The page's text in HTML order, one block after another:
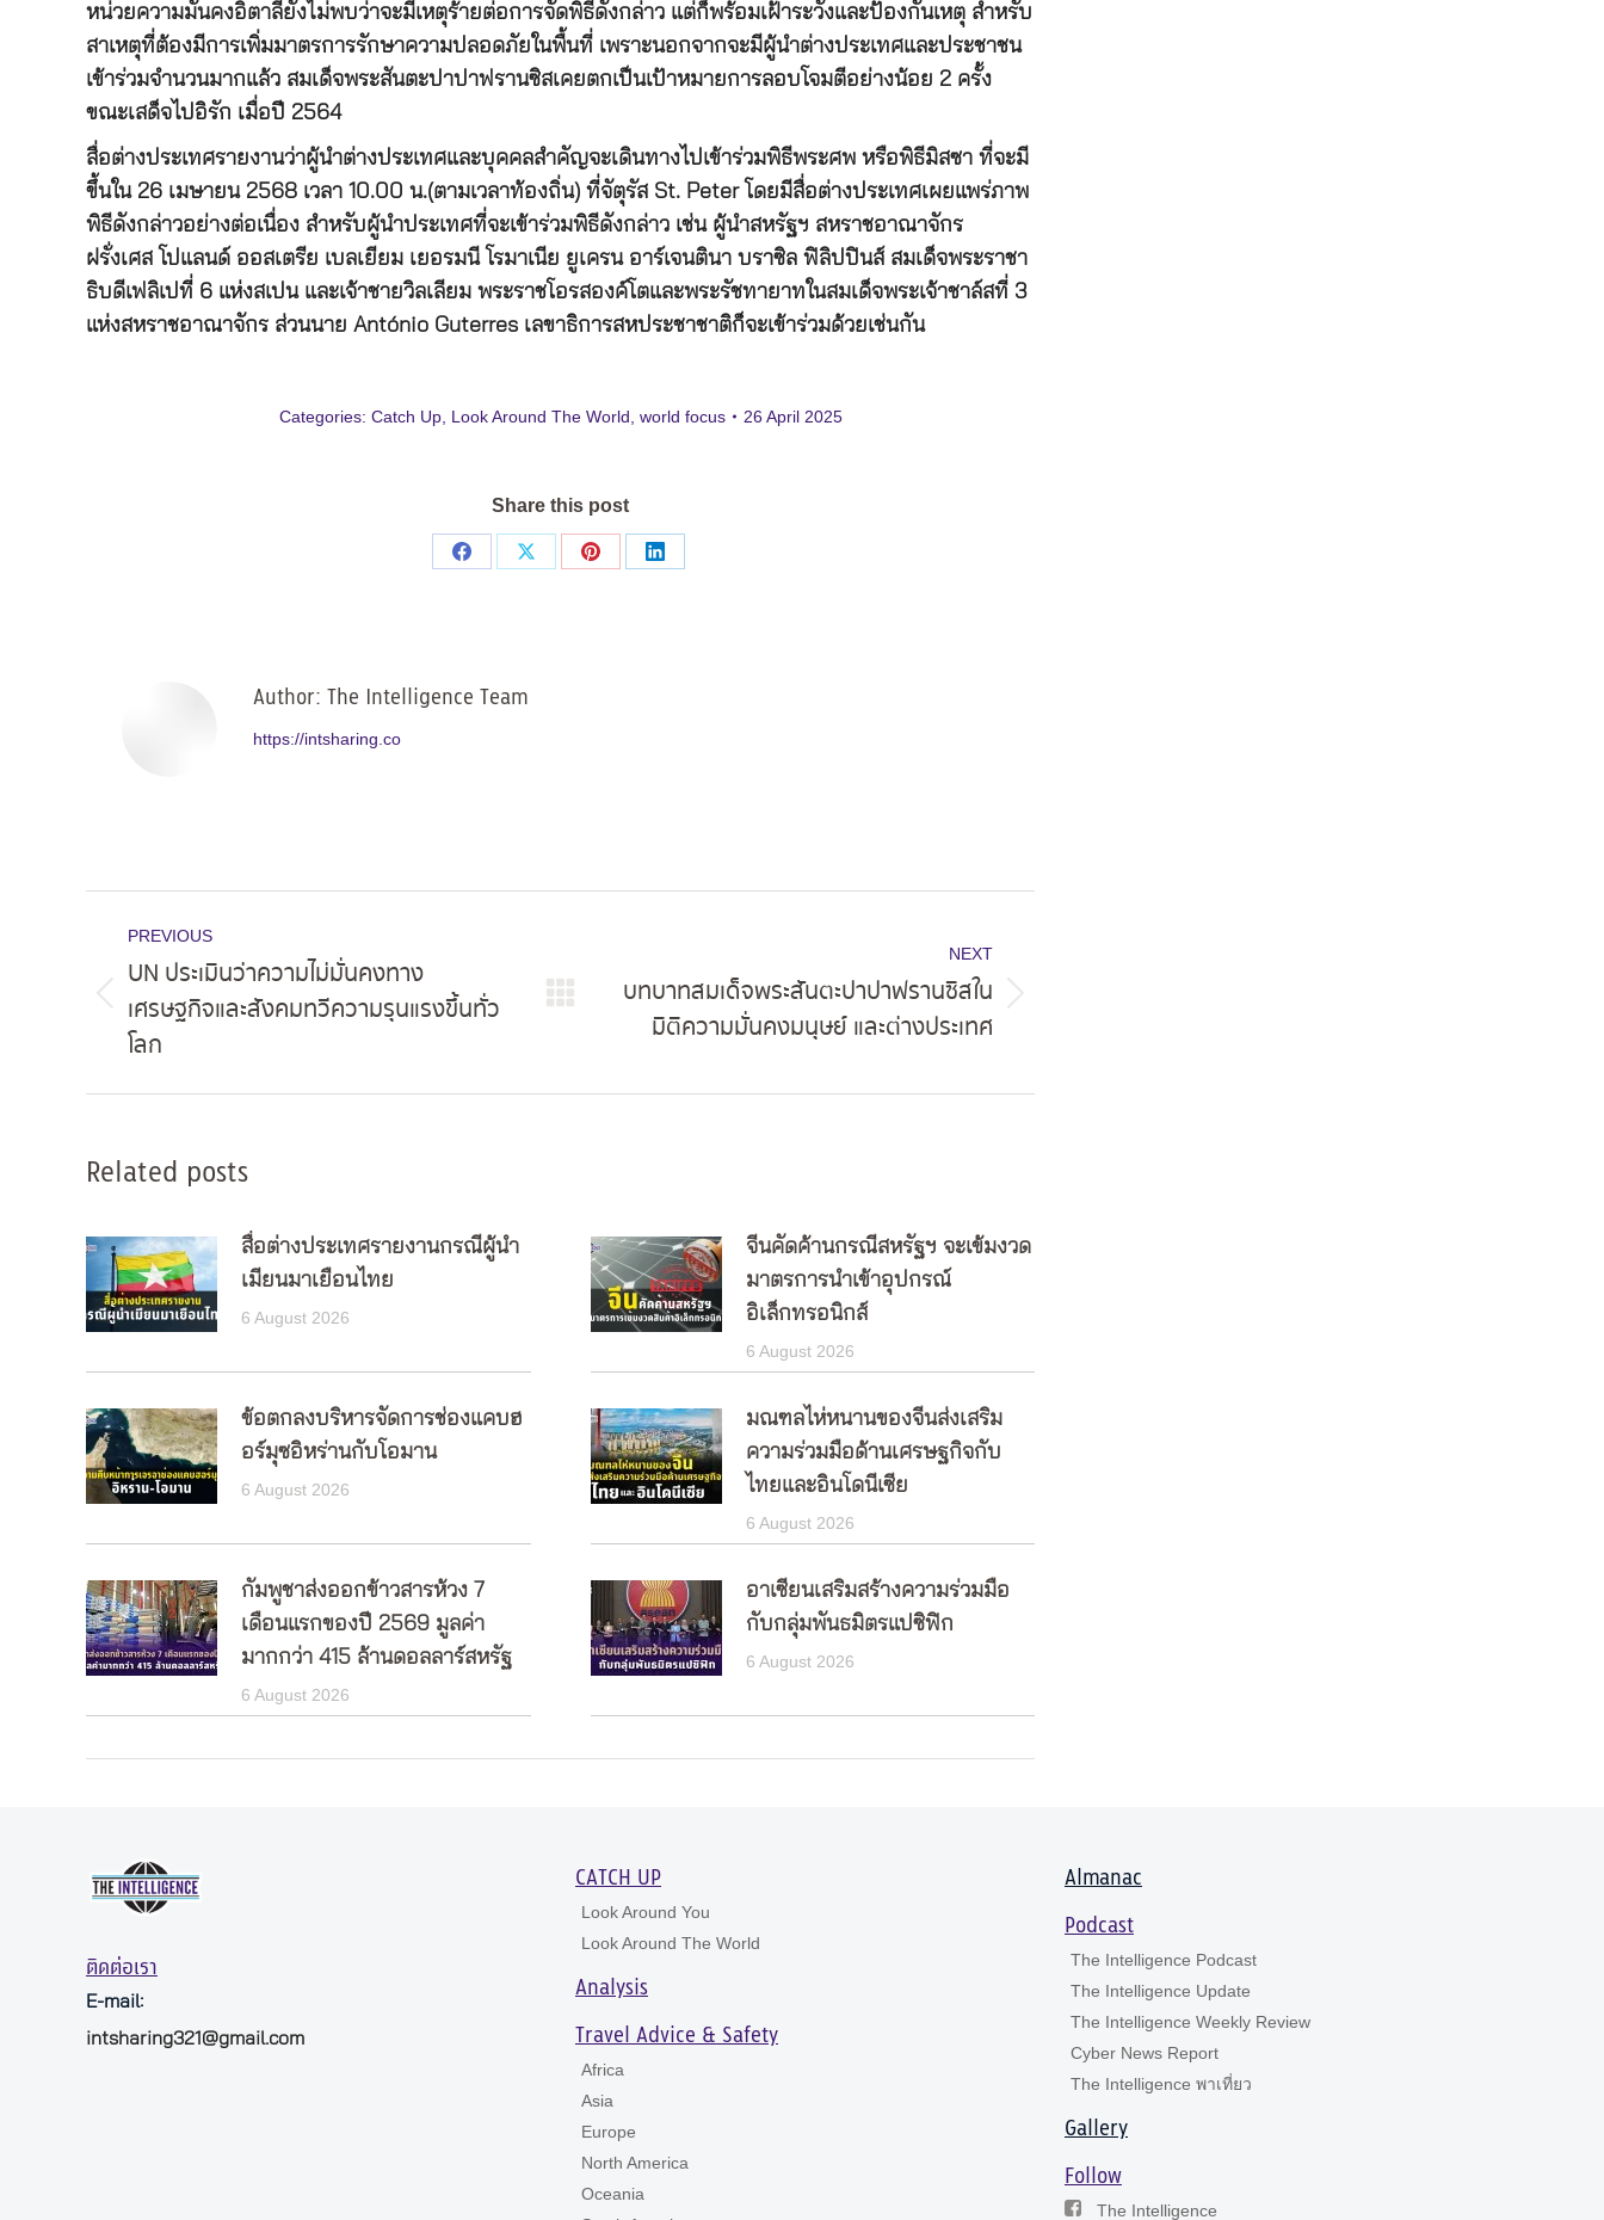
หน่วยความมั่นคงอิตาลียังไม่พบว่าจะมีเหตุร้ายต่อการจัดพิธีดังกล่าว แต่ก็พร้อมเฝ้าระวังและป้องกันเหตุ สำหรับ
สาเหตุที่ต้องมีการเพิ่มมาตรการรักษาความปลอดภัยในพื้นที่ เพราะนอกจากจะมีผู้นำต่างประเทศและประชาชน
เข้าร่วมจำนวนมากแล้ว สมเด็จพระสันตะปาปาฟรานซิสเคยตกเป็นเป้าหมายการลอบโจมตีอย่างน้อย 2 ครั้ง
ขณะเสด็จไปอิรัก เมื่อปี 2564
สื่อต่างประเทศรายงานว่าผู้นำต่างประเทศและบุคคลสำคัญจะเดินทางไปเข้าร่วมพิธีพระศพ หรือพิธีมิสซา ที่จะมี
ขึ้นใน 26 เมษายน 2568 เวลา 10.00 น.(ตามเวลาท้องถิ่น) ที่จัตุรัส St. Peter โดยมีสื่อต่างประเทศเผยแพร่ภาพ
พิธีดังกล่าวอย่างต่อเนื่อง สำหรับผู้นำประเทศที่จะเข้าร่วมพิธีดังกล่าว เช่น ผู้นำสหรัฐฯ สหราชอาณาจักร
ฝรั่งเศส โปแลนด์ ออสเตรีย เบลเยียม เยอรมนี โรมาเนีย ยูเครน อาร์เจนตินา บราซิล ฟิลิปปินส์ สมเด็จพระราชา
ธิบดีเฟลิเปที่ 6 แห่งสเปน และเจ้าชายวิลเลียม พระราชโอรสองค์โตและพระรัชทายาทในสมเด็จพระเจ้าชาล์สที่ 3
แห่งสหราชอาณาจักร ส่วนนาย António Guterres เลขาธิการสหประชาชาติก็จะเข้าร่วมด้วยเช่นกัน
Categories: Catch Up, Look Around The World world focus 26 April 2025
Share this post
Share
Share
Share
Share
Author: The Intelligence Team
https://intsharing.co
navigation
PREVIOUS
Previous
post:
UN ประเมินว่าความไม่มั่นคงทาง
เศรษฐกิจและสังคมทวีความรุนแรงขึ้นทั่ว
โลก
NEXT
post:
บทบาทสมเด็จพระสันตะปาปาฟรานซิสใน
มิติความมั่นคงมนุษย์ และต่างประเทศ
Related posts
สื่อต่างประเทศรายงานกรณีผู้นำ
เมียนมาเยือนไทย
6 August 2026
จีนคัดค้านกรณีสหรัฐฯ จะเข้มงวด
มาตรการนำเข้าอุปกรณ์
อิเล็กทรอนิกส์
6 August 2026
ข้อตกลงบริหารจัดการช่องแคบฮ
อร์มุซอิหร่านกับโอมาน
6 August 2026
มณฑลไห่หนานของจีนส่งเสริม
ความร่วมมือด้านเศรษฐกิจกับ
ไทยและอินโดนีเซีย
6 August 2026
กัมพูชาส่งออกข้าวสารห้วง 7
เดือนแรกของปี 2569 มูลค่า
มากกว่า 415 ล้านดอลลาร์สหรัฐ
6 August 2026
อาเซียนเสริมสร้างความร่วมมือ
กับกลุ่มพันธมิตรแปซิฟิก
6 August 2026
ติดต่อเรา
E-mail:
intsharing321@gmail.com
CATCH UP
Look Around You
Look Around The World
Analysis
Travel Advice & Safety
Africa
Asia
Europe
North America
Oceania
Almanac
Podcast
The Intelligence Podcast
The Intelligence Update
The Intelligence Weekly Review
Cyber News Report
The Intelligence พาเที่ยว
Gallery
Follow
The Intelligence